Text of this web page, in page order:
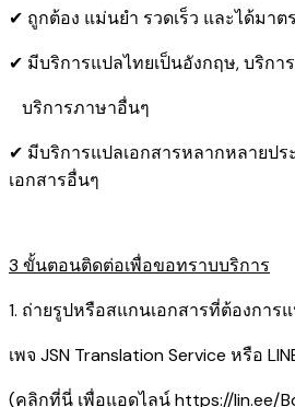
✔ ถูกต้อง แม่นยำ รวดเร็ว และได้มาต
✔ มีบริการแปลไทยเป็นอังกฤษ, บริกา
บริการภาษาอื่นๆ
✔ มีบริการแปลเอกสารหลากหลายปร
เอกสารอื่นๆ
3 ขั้นตอนติดต่อเพื่อขอทราบบริการ
1. ถ่ายรูปหรือสแกนเอกสารที่ต้องการ
เพจ JSN Translation Service หรือ
(คลิกที่นี่ เพื่อแอดไลน์https://lin.ee/